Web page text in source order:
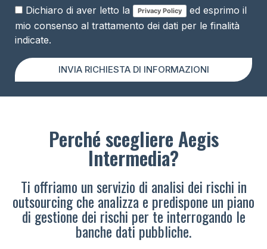
Dichiaro di aver letto la Privacy Policy
ed esprimo il
mio consenso al trattamento dei dati per le finalità
indicate.
INVIA RICHIESTA DI INFORMAZIONI
Perché scegliere Aegis
Intermedia?
Ti offriamo un servizio di analisi dei rischi in
outsourcing che analizza e predispone un piano
di gestione dei rischi per te interrogando le
banche dati pubbliche.